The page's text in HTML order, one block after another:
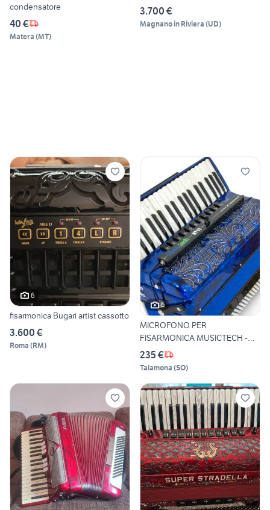
condensatore
40 €
Matera (MT)
3.700 €
Magnano in Riviera (UD)
6
fisarmonica Bugari artist cassotto
3.600 €
Roma (RM)
6
MICROFONO PER
FISARMONICA MUSICTECH -
MT03
235 €
Talamona (SO)